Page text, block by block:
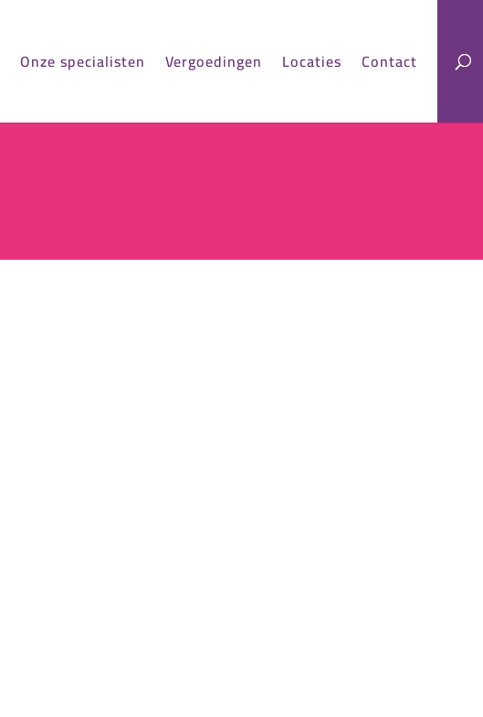
Onze specialisten Vergoedingen Locaties Contact